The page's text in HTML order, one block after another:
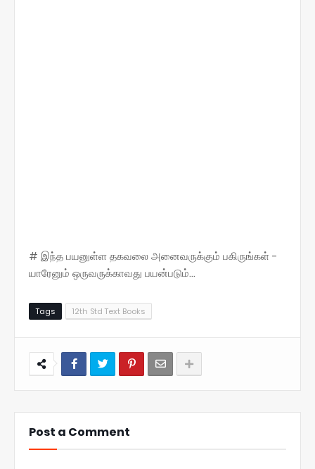
# இந்த பயனுள்ள தகவலை அனைவருக்கும் பகிருங்கள் -
யாரேனும் ஒருவருக்காவது பயன்படும்...
Tags 12th Std Text Books
Post a Comment